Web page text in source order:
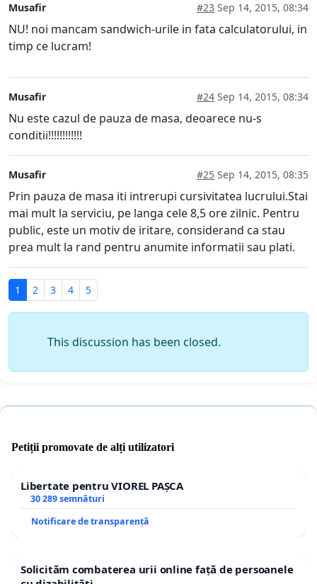
Musafir #23 Sep 14, 2015, 08:34
NU! noi mancam sandwich-urile in fata calculatorului, in
timp ce lucram!
Musafir #24 Sep 14, 2015, 08:34
Nu este cazul de pauza de masa, deoarece nu-s
conditii!!!!!!!!!!!!
Musafir #25 Sep 14, 2015, 08:35
Prin pauza de masa iti intrerupi cursivitatea lucrului.Stai
mai mult la serviciu, pe langa cele 8,5 ore zilnic. Pentru
public, este un motiv de iritare, considerand ca stau
prea mult la rand pentru anumite informatii sau plati.
1 2 3 4 5
This discussion has been closed.
Petiții promovate de alți utilizatori
Libertate pentru VIOREL PAȘCA
30 289 semnături
Notificare de transparență
Solicităm combaterea urii online față de persoanele